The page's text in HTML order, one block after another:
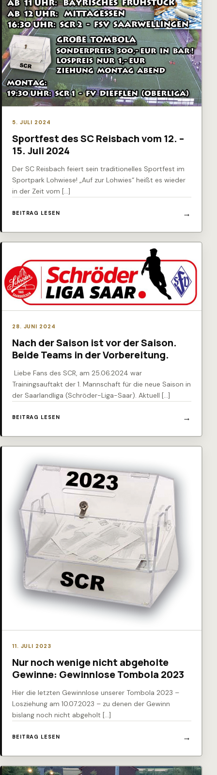
5. JULI 2024
Sportfest des SC Reisbach vom 12. –
15. Juli 2024
Der SC Reisbach feiert sein traditionelles Sportfest im
Sportpark Lohwiese! „Auf zur Lohwies“ heißt es wieder
in der Zeit vom […]
BEITRAG LESEN
28. JUNI 2024
Nach der Saison ist vor der Saison.
Beide Teams in der Vorbereitung.
Liebe Fans des SCR, am 25.06.2024 war
Trainingsauftakt der 1. Mannschaft für die neue Saison in
der Saarlandliga (Schröder-Liga-Saar). Aktuell […]
BEITRAG LESEN
11. JULI 2023
Nur noch wenige nicht abgeholte
Gewinne: Gewinnlose Tombola 2023
Hier die letzten Gewinnlose unserer Tombola 2023 –
Losziehung am 10.07.2023 – zu denen der Gewinn
bislang noch nicht abgeholt […]
BEITRAG LESEN